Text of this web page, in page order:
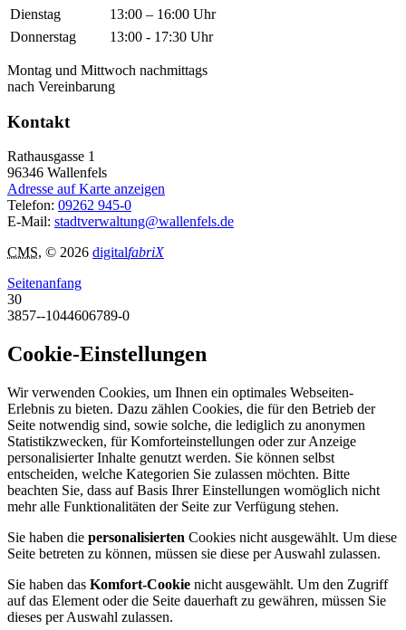
Dienstag
13:00 – 16:00 Uhr
Donnerstag
13:00 - 17:30 Uhr
Montag und Mittwoch nachmittags
nach Vereinbarung
Kontakt
Rathausgasse 1
96346 Wallenfels
Adresse auf Karte anzeigen
Telefon: 09262 945-0
E-Mail: stadtverwaltung@wallenfels.de
CMS, © 2026 digitalfabriX
Seitenanfang
30
3857--1044606789-0
Cookie-Einstellungen
Wir verwenden Cookies, um Ihnen ein optimales Webseiten-
Erlebnis zu bieten. Dazu zählen Cookies, die für den Betrieb der
Seite notwendig sind, sowie solche, die lediglich zu anonymen
Statistikzwecken, für Komforteinstellungen oder zur Anzeige
personalisierter Inhalte genutzt werden. Sie können selbst
entscheiden, welche Kategorien Sie zulassen möchten. Bitte
beachten Sie, dass auf Basis Ihrer Einstellungen womöglich nicht
mehr alle Funktionalitäten der Seite zur Verfügung stehen.
Sie haben die personalisierten Cookies nicht ausgewählt. Um diese
Seite betreten zu können, müssen sie diese per Auswahl zulassen.
Sie haben das Komfort-Cookie nicht ausgewählt. Um den Zugriff
auf das Element oder die Seite dauerhaft zu gewähren, müssen Sie
dieses per Auswahl zulassen.